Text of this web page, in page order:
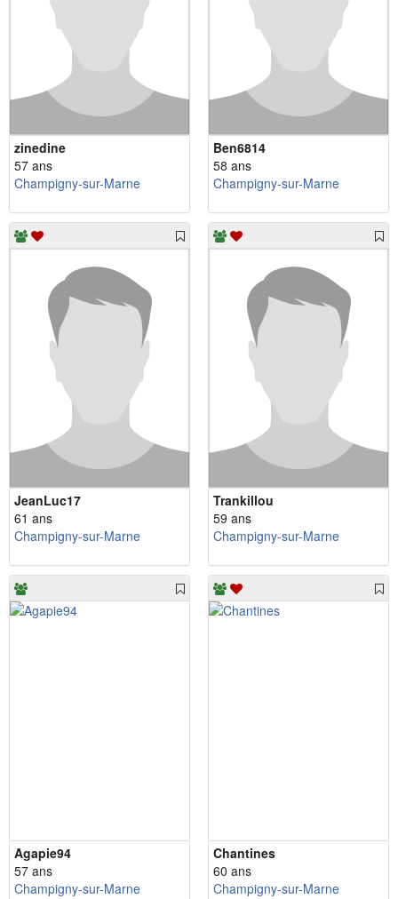
zinedine
57 ans
Champigny-sur-Marne
Ben6814
58 ans
Champigny-sur-Marne
JeanLuc17
61 ans
Champigny-sur-Marne
Trankillou
59 ans
Champigny-sur-Marne
Agapie94
57 ans
Champigny-sur-Marne
Chantines
60 ans
Champigny-sur-Marne